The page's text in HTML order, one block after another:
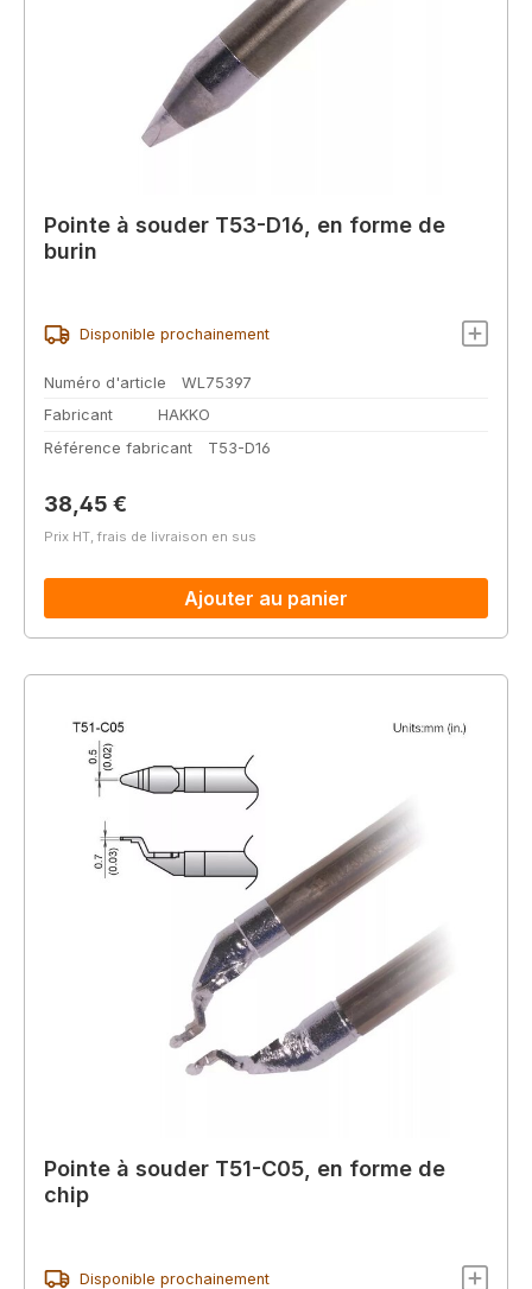
Pointe à souder T53-D16, en forme de
burin
Disponible prochainement
Numéro d'article
WL75397
Fabricant
HAKKO
Référence fabricant
T53-D16
Prix régulier :
38,45 €
Prix HT, frais de livraison en sus
Ajouter au panier
Pointe à souder T51-C05, en forme de
chip
Disponible prochainement